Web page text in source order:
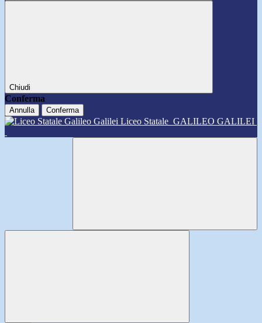
Chiudi
Conferma
Annulla Conferma
Liceo Statale GALILEO GALILEI